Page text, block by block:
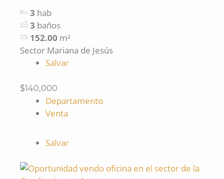
3 hab
3 baños
152.00 m²
Sector Mariana de Jesús
Salvar
$140,000
Departamento
Venta
Salvar